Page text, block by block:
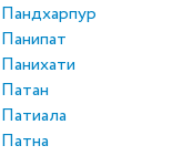
Пандхарпур
Панипат
Панихати
Патан
Патиала
Патна